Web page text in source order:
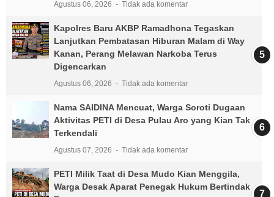
Agustus 06, 2026 Tidak ada komentar
Kapolres Baru AKBP Ramadhona Tegaskan
Lanjutkan Pembatasan Hiburan Malam di Way
Kanan, Perang Melawan Narkoba Terus
Digencarkan
Agustus 06, 2026 Tidak ada komentar
Nama SAIDINA Mencuat, Warga Soroti Dugaan
Aktivitas PETI di Desa Pulau Aro yang Kian Tak
Terkendali
Agustus 07, 2026 Tidak ada komentar
PETI Milik Taat di Desa Mudo Kian Menggila,
Warga Desak Aparat Penegak Hukum Bertindak